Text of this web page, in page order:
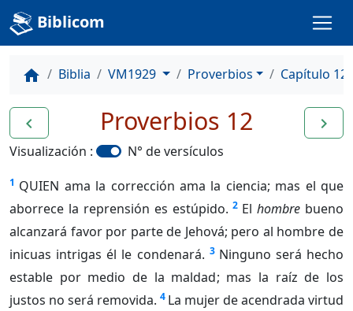
Biblicom
home Biblia VM1929 Proverbios Capítulo 12
navigate_before navigate_next
Proverbios 12
Visualización : N° de versículos
1 QUIEN ama la corrección ama la ciencia; mas el que
aborrece la reprensión es estúpido. 2 Elhombre bueno
alcanzará favor por parte de Jehová; pero al hombre de
inicuas intrigas él le condenará. 3 Ninguno será hecho
estable por medio de la maldad; mas la raíz de los
justos no será removida. 4 La mujer de acendrada virtud